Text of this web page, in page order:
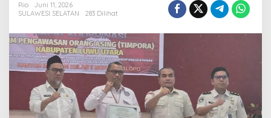
a
s
i
P
o
Rio
Juni 11, 2026
SULAWESI SELATAN
283 Dilihat